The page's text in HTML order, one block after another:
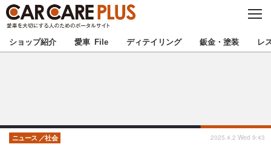
C
S
E
★カーケアプラス認定★ 厳選プロショップを地域から探す
甲信越 北陸
ショップ紹介 愛車 File ディテイリング 鈑金・塗装 レ
ニュース 社会 2025.4.2 Wed 9:43